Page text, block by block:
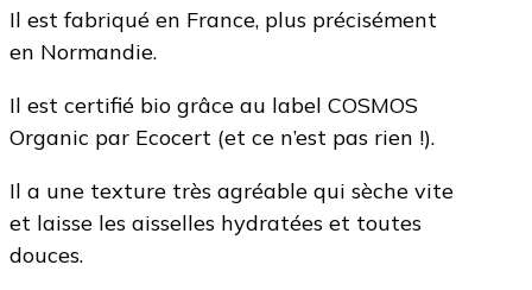
Il est fabriqué en France, plus précisément
en Normandie.
Il est certifié bio grâce au label COSMOS
Organic par Ecocert (et ce n’est pas rien !).
Il a une texture très agréable qui sèche vite
et laisse les aisselles hydratées et toutes
douces.